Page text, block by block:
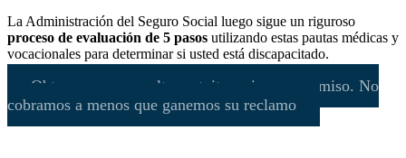
La Administración del Seguro Social luego sigue un riguroso
proceso de evaluación de 5 pasos utilizando estas pautas médicas y
vocacionales para determinar si usted está discapacitado.
Obtenga una consulta gratuita y sin compromiso. No
cobramos a menos que ganemos su reclamo